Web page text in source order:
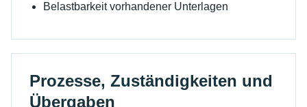
Belastbarkeit vorhandener Unterlagen
Prozesse, Zuständigkeiten und
Übergaben